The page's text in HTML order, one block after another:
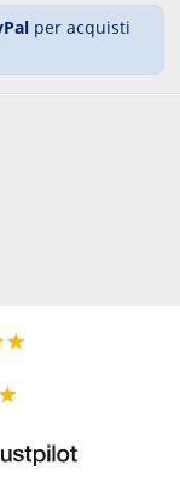
per acquisti